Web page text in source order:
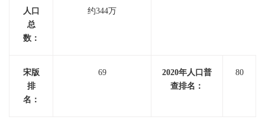
人口
总
数：
约344万
宋版
排
名：
69
2020年人口普
查排名：
80